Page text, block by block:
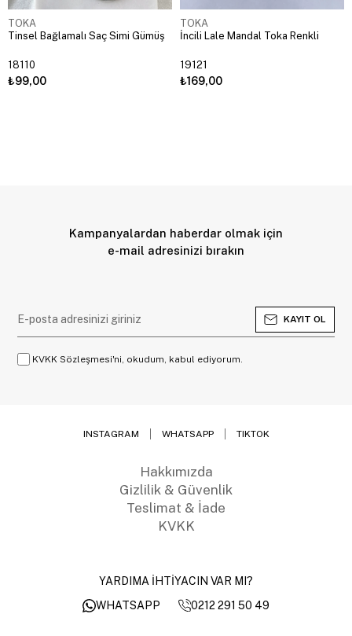
TOKA
Tinsel Bağlamalı Saç Simi Gümüş
18110
₺99,00
TOKA
İncili Lale Mandal Toka Renkli
19121
₺169,00
Kampanyalardan haberdar olmak için
e-mail adresinizi bırakın
KAYIT OL
KVKK Sözleşmesi'ni, okudum, kabul ediyorum.
INSTAGRAM WHATSAPP TIKTOK
Hakkımızda
Gizlilik & Güvenlik
Teslimat & İade
KVKK
YARDIMA İHTİYACIN VAR MI?
WHATSAPP
0212 291 50 49